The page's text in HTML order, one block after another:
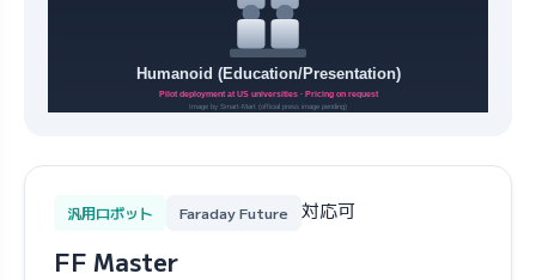
汎用ロボット Faraday Future 対応可
FF Master